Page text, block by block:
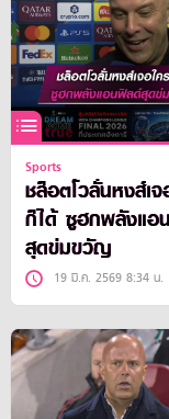
Sports
ชล็อตโวลั่นหงส์เจ
ก็ได้ ซูฮกพลังแอ
สุดข่มขวัญ
19 มี.ค. 2569 8:34 น.